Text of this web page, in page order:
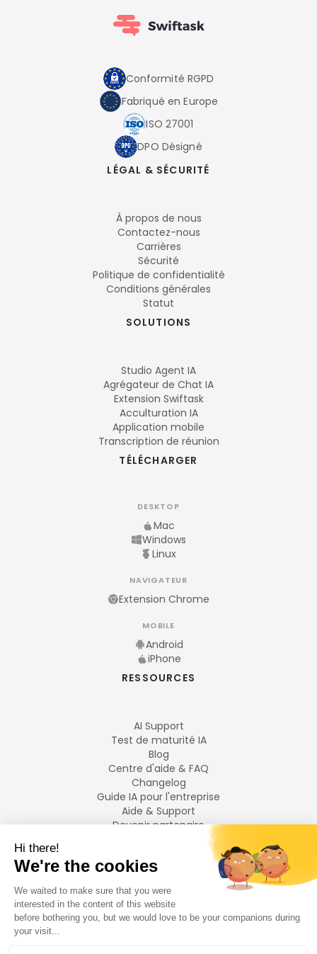
Conformité RGPD
Fabriqué en Europe
ISO 27001
DPO Désigné
LÉGAL & SÉCURITÉ
À propos de nous
Contactez-nous
Carrières
Sécurité
Politique de confidentialité
Conditions générales
Statut
SOLUTIONS
Studio Agent IA
Agrégateur de Chat IA
Extension Swiftask
Acculturation IA
Application mobile
Transcription de réunion
TÉLÉCHARGER
DESKTOP
Mac
Windows
Linux
NAVIGATEUR
Extension Chrome
MOBILE
Android
iPhone
RESSOURCES
AI Support
Test de maturité IA
Blog
Centre d'aide & FAQ
Changelog
Guide IA pour l'entreprise
Aide & Support
Devenir partenaire
LANGUES
Français
English